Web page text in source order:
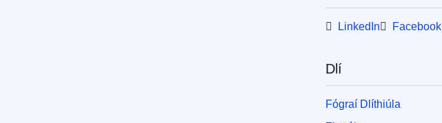
LinkedIn Facebook
Dlí
Fógraí Dlíthiúla